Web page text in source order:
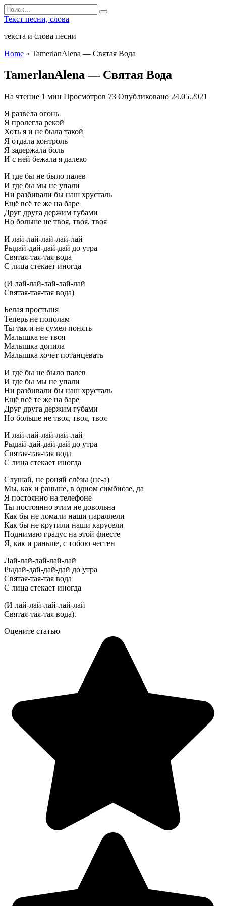
Перейти
к
Search
for:
Текст песни, слова
текста и слова песни
Home » TamerlanAlena — Святая Вода
TamerlanAlena — Святая Вода
На чтение 1 мин Просмотров 73 Опубликовано 24.05.2021
Я развела огонь
Я пролегла рекой
Хоть я и не была такой
Я отдала контроль
Я задержала боль
И с ней бежала я далеко
И где бы не было палев
И где бы мы не упали
Ни разбивали бы наш хрусталь
Ещё всё те же на баре
Друг друга держим губами
Но больше не твоя, твоя, твоя
И лай-лай-лай-лай-лай
Рыдай-дай-дай-дай до утра
Святая-тая-тая вода
С лица стекает иногда
(И лай-лай-лай-лай-лай
Святая-тая-тая вода)
Белая простыня
Теперь не пополам
Ты так и не сумел понять
Малышка не твоя
Малышка допила
Малышка хочет потанцевать
И где бы не было палев
И где бы мы не упали
Ни разбивали бы наш хрусталь
Ещё всё те же на баре
Друг друга держим губами
Но больше не твоя, твоя, твоя
И лай-лай-лай-лай-лай
Рыдай-дай-дай-дай до утра
Святая-тая-тая вода
С лица стекает иногда
Слушай, не роняй слёзы (не-а)
Мы, как и раньше, в одном симбиозе, да
Я постоянно на телефоне
Ты постоянно этим не довольна
Как бы не ломали наши параллели
Как бы не крутили наши карусели
Поднимаю градус на этой фиесте
Я, как и раньше, с тобою честен
Лай-лай-лай-лай-лай
Рыдай-дай-дай-дай до утра
Святая-тая-тая вода
С лица стекает иногда
(И лай-лай-лай-лай-лай
Святая-тая-тая вода).
Оцените статью